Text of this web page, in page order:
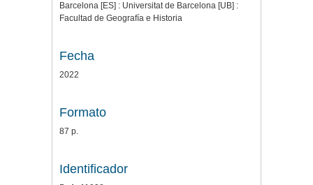
Barcelona [ES] : Universitat de Barcelona [UB] :
Facultad de Geografía e Historia
Fecha
2022
Formato
87 p.
Identificador